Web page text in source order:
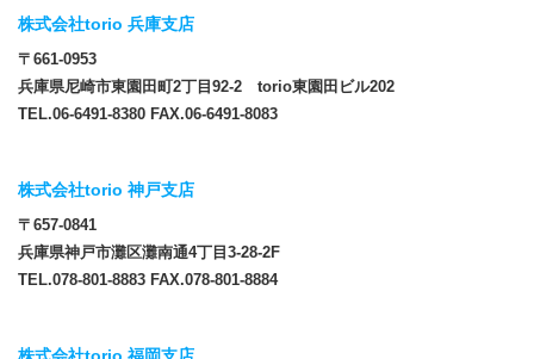
株式会社torio 兵庫支店
〒661-0953
兵庫県尼崎市東園田町2丁目92-2 torio東園田ビル202
TEL.06-6491-8380 FAX.06-6491-8083
株式会社torio 神戸支店
〒657-0841
兵庫県神戸市灘区灘南通4丁目3-28-2F
TEL.078-801-8883 FAX.078-801-8884
株式会社torio 福岡支店